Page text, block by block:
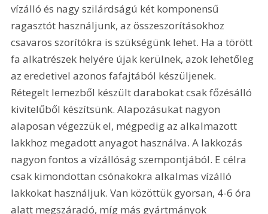
vízálló és nagy szilárdságú két komponensű
ragasztót használjunk, az összeszorításokhoz
csavaros szorítókra is szükségünk lehet. Ha a törött
fa alkatrészek helyére újak kerülnek, azok lehetőleg
az eredetivel azonos fafajtából készüljenek.
Rétegelt lemezből készült darabokat csak főzésálló
kivitelűből készítsünk. Alapozásukat nagyon
alaposan végezzük el, mégpedig az alkalmazott
lakkhoz megadott anyagot használva. A lakkozás
nagyon fontos a vízállóság szempontjából. E célra
csak kimondottan csónakokra alkalmas vízálló
lakkokat használjuk. Van közöttük gyorsan, 4-6 óra
alatt megszáradó, míg más gyártmányok